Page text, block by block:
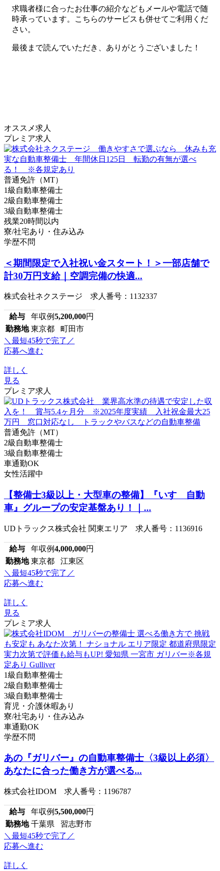
求職者様に合ったお仕事の紹介などもメールや電話で随
時承っています。こちらのサービスも併せてご利用くだ
さい。
最後まで読んでいただき、ありがとうございました！
オススメ求人
プレミア求人
普通免許（MT）
1級自動車整備士
2級自動車整備士
3級自動車整備士
残業20時間以内
寮/社宅あり・住み込み
学歴不問
＜期間限定で入社祝い金スタート！＞一部店舗で
計30万円支給｜空調完備の快適...
株式会社ネクステージ 求人番号：1132337
給与 年収例5,200,000円
勤務地 東京都 町田市
＼最短45秒で完了／
応募へ進む
詳しく
見る
プレミア求人
普通免許（MT）
2級自動車整備士
3級自動車整備士
車通勤OK
女性活躍中
【整備士3級以上・大型車の整備】『いすゞ自動
車』グループの安定基盤あり！｜...
UDトラックス株式会社 関東エリア 求人番号：1136916
給与 年収例4,000,000円
勤務地 東京都 江東区
＼最短45秒で完了／
応募へ進む
詳しく
見る
プレミア求人
1級自動車整備士
2級自動車整備士
3級自動車整備士
育児・介護休暇あり
寮/社宅あり・住み込み
車通勤OK
学歴不問
あの『ガリバー』の自動車整備士〈3級以上必須〉
あなたに合った働き方が選べる...
株式会社IDOM 求人番号：1196787
給与 年収例5,500,000円
勤務地 千葉県 習志野市
＼最短45秒で完了／
応募へ進む
詳しく